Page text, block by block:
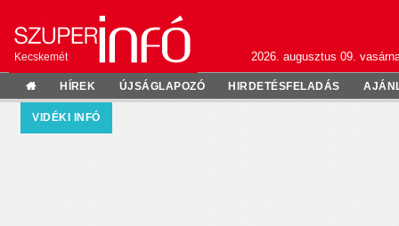
Kecskemét 2026. augusztus 09.
HÍREK ÚJSÁGLAPOZÓ HIRDETÉSFELADÁS
VIDÉKI INFÓ